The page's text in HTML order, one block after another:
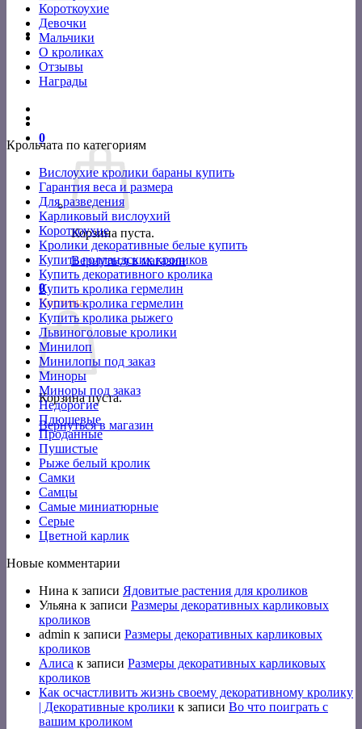
Короткоухие
Девочки
Мальчики
О кроликах
Отзывы
Награды
0
Корзина пуста.
Вернуться в магазин
0
Корзина
Корзина пуста.
Вернуться в магазин
Крольчата по категориям
Вислоухие кролики бараны купить
Гарантия веса и размера
Для разведения
Карликовый вислоухий
Короткоухие
Кролики декоративные белые купить
Купить голландских кроликов
Купить декоративного кролика
Купить кролика гермелин
Купить кролика гермелин
Купить кролика рыжего
Львиноголовые кролики
Минилоп
Минилопы под заказ
Миноры
Миноры под заказ
Недорогие
Плюшевые
Проданные
Пушистые
Рыже белый кролик
Самки
Самцы
Самые миниатюрные
Серые
Цветной карлик
Новые комментарии
Нина к записи Ядовитые растения для кроликов
Ульяна к записи Размеры декоративных карликовых
кроликов
admin к записи Размеры декоративных карликовых
кроликов
Алиса к записи Размеры декоративных карликовых
кроликов
Как осчастливить жизнь своему декоративному кролику
| Декоративные кролики к записи Во что поиграть с
вашим кроликом